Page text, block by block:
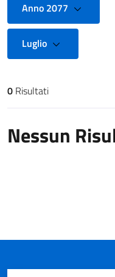
Anno 2077
Luglio
Risultati di
0 Risultati
Nessun